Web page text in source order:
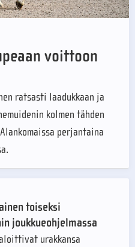
voittoon
ratsasti laadukkaan ja
kolmen tähden
perjantaina
toiseksi
joukkueohjelmassa
urakkansa